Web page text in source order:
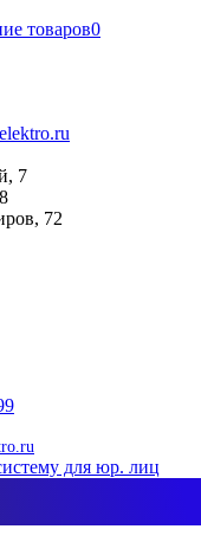
товаров0
7
72
для юр. лиц